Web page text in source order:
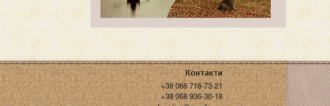
Контакти
+38 066 718-73-21
+38 068 936-30-18